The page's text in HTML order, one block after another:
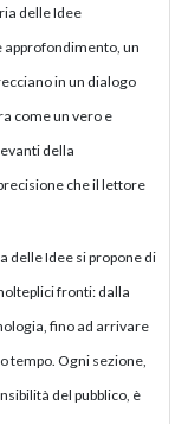
delle Idee
un
in un dialogo
come un vero e
della
che il lettore
delle Idee si propone di
fronti: dalla
fino ad arrivare
tempo. Ogni sezione,
del pubblico, è